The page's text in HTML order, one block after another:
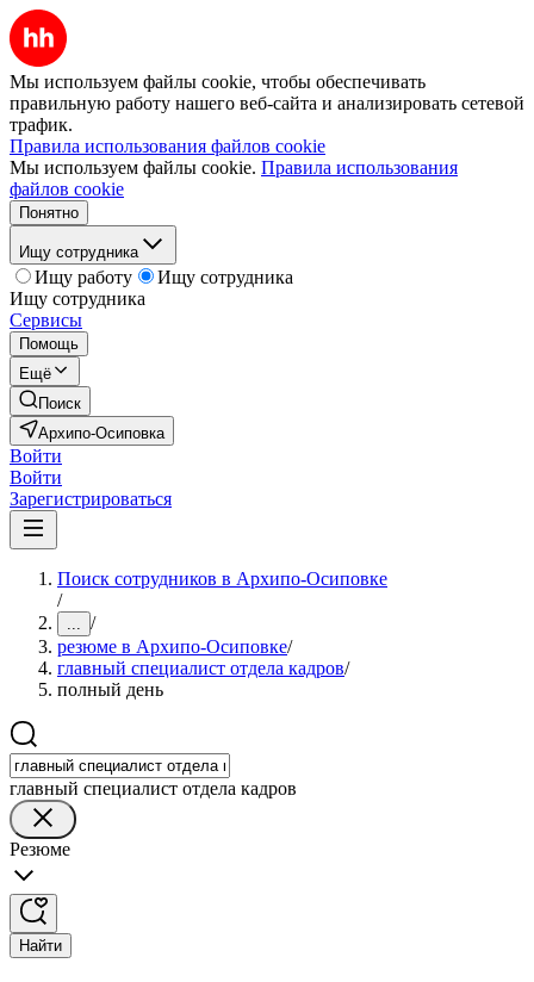
Мы используем файлы cookie, чтобы обеспечивать
правильную работу нашего веб-сайта и анализировать сетевой
трафик.
Правила использования файлов cookie
Мы используем файлы cookie. Правила использования
файлов cookie
Понятно
Ищу сотрудника
Ищу работу
Ищу сотрудника
Ищу сотрудника
Сервисы
Помощь
Ещё
Поиск
Архипо-Осиповка
Войти
Войти
Зарегистрироваться
Поиск сотрудников в Архипо-Осиповке
/
... /
резюме в Архипо-Осиповке/
главный специалист отдела кадров/
полный день
главный специалист отдела кадров
Резюме
Найти